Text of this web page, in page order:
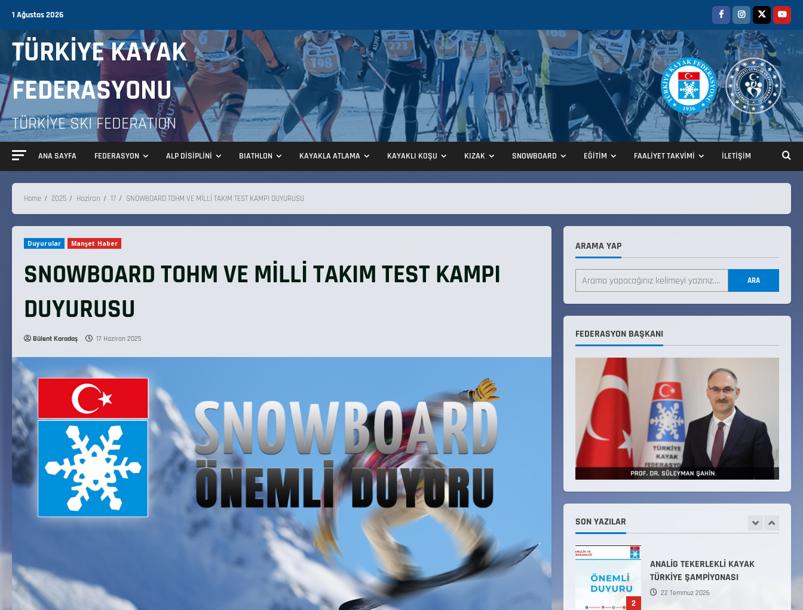
1 Ağustos 2026
TÜRKİYE KAYAK
FEDERASYONU
TÜRKİYE SKI FEDERATION
ANA SAYFA FEDERASYON ALP DİSİPLİNİ BIATHLON KAYAKLA ATLAMA KAYAKLI KOŞU KIZAK SNOWBOARD EĞİTİM FAALİYET TAKVİMİ İLETİŞİM
Home 2025 Haziran 17 SNOWBOARD TOHM VE MİLLİ TAKIM TEST KAMPI DUYURUSU
Duyurular Manşet Haber
SNOWBOARD TOHM VE MİLLİ TAKIM TEST KAMPI
DUYURUSU
Bülent Karadaş 17 Haziran 2025
ARAMA YAP
ARA
FEDERASYON BAŞKANI
SON YAZILAR
2
ANALİG TEKERLEKLİ KAYAK
3
TÜRKİYE ŞAMPİYONASI GÖREVLİ
LİSTESİ
Teknik Kurul ve Alt Kurul
Üyelerimiz Belirlendi
18 Temmuz 2026
5
KAYAKLI KOŞU VE BİATHLON
3.KADEME ANTRENÖRLÜK KURSU
DUYURUSU
12 Temmuz 2026
Millî Savunma Bakanlığı Kara,
Komutanlıklarına 2026 Yılı
Sözleşmeli Er Temini Başvuruları
2
ANALİG TEKERLEKLİ KAYAK
TÜRKİYE ŞAMPİYONASI
22 Temmuz 2026